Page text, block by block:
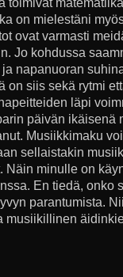
toimivat
on mielestäni
ovat varmasti
Jo kohdussa
napanuoran
on siis sekä rytmi
läpi
päivän ikäisenä
Musiikkimaku
sellaistakin
Näin minulle on
En tiedä, onko
parantumista.
musiikillinen